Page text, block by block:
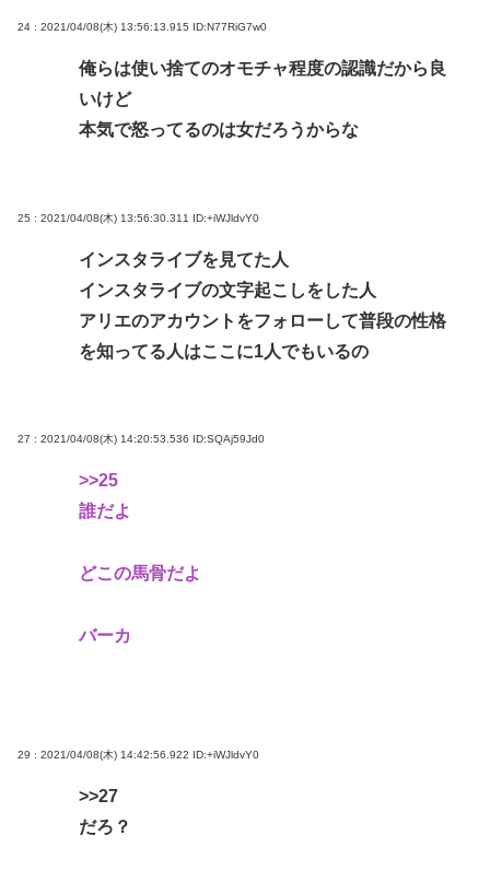
24 : 2021/04/08(木) 13:56:13.915 ID:N77RiG7w0
俺らは使い捨てのオモチャ程度の認識だから良
いけど
本気で怒ってるのは女だろうからな
25 : 2021/04/08(木) 13:56:30.311 ID:+iWJldvY0
インスタライブを見てた人
インスタライブの文字起こしをした人
アリエのアカウントをフォローして普段の性格
を知ってる人はここに1人でもいるの
27 : 2021/04/08(木) 14:20:53.536 ID:SQAj59Jd0
>>25
誰だよ
どこの馬骨だよ
バーカ
29 : 2021/04/08(木) 14:42:56.922 ID:+iWJldvY0
>>27
だろ？